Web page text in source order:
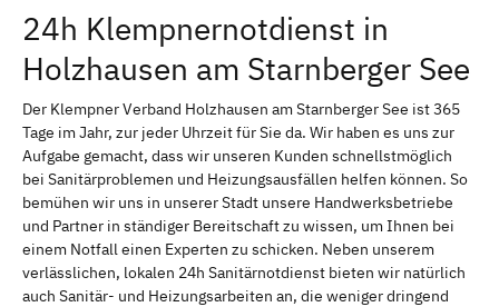
24h Klempnernotdienst in
Holzhausen am Starnberger See
Der Klempner Verband Holzhausen am Starnberger See ist 365
Tage im Jahr, zur jeder Uhrzeit für Sie da. Wir haben es uns zur
Aufgabe gemacht, dass wir unseren Kunden schnellstmöglich
bei Sanitärproblemen und Heizungsausfällen helfen können. So
bemühen wir uns in unserer Stadt unsere Handwerksbetriebe
und Partner in ständiger Bereitschaft zu wissen, um Ihnen bei
einem Notfall einen Experten zu schicken. Neben unserem
verlässlichen, lokalen 24h Sanitärnotdienst bieten wir natürlich
auch Sanitär- und Heizungsarbeiten an, die weniger dringend